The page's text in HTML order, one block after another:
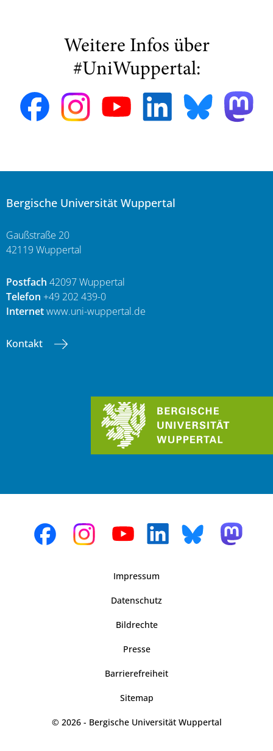
Weitere Infos über
#UniWuppertal:
Bergische Universität Wuppertal
Gaußstraße 20
42119 Wuppertal
Postfach 42097 Wuppertal
Telefon +49 202 439-0
Internetwww.uni-wuppertal.de
Kontakt
Impressum
Datenschutz
Bildrechte
Presse
Barrierefreiheit
Sitemap
© 2026 - Bergische Universität Wuppertal